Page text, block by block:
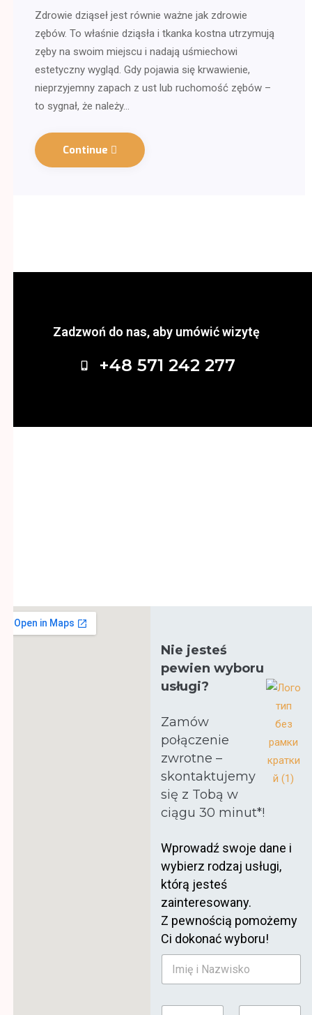
Zdrowie dziąseł jest równie ważne jak zdrowie
zębów. To właśnie dziąsła i tkanka kostna utrzymują
zęby na swoim miejscu i nadają uśmiechowi
estetyczny wygląd. Gdy pojawia się krwawienie,
nieprzyjemny zapach z ust lub ruchomość zębów –
to sygnał, że należy…
Continue
Zadzwoń do nas, aby umówić wizytę
+48 571 242 277
Nie jesteś
pewien wyboru
usługi?
Zamów
połączenie
zwrotne –
skontaktujemy
się z Tobą w
ciągu 30 minut*!
Wprowadź swoje dane i
wybierz rodzaj usługi,
którą jesteś
zainteresowany.
Z pewnością pomożemy
Ci dokonać wyboru!
u
i